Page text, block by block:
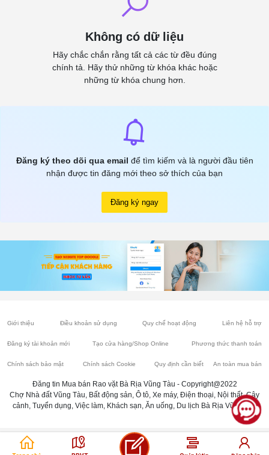
Không có dữ liệu
Hãy chắc chắn rằng tất cả các từ đều đúng
chính tả. Hãy thử những từ khóa khác hoặc
những từ khóa chung hơn.
Đăng ký theo dõi qua email để tìm kiếm và là người đầu tiên
nhận được tin đăng mới theo sở thích của bạn
Đăng ký ngay
Giới thiệu Điều khoản sử dụng Quy chế hoạt động Liên hệ hỗ trợ
Đăng ký tài khoản mới Tạo cửa hàng/Shop Online Phương thức thanh toán
Chính sách bảo mật Chính sách Cookie Quy định cần biết An toàn mua bán
Đăng tin Mua bán Rao vặt Bà Rịa Vũng Tàu - Copyright@2022
Chợ Nhà đất Vũng Tàu, Bất động sản, Ô tô, Xe máy, Điện thoại, Nội thất, Cây
cảnh, Tuyển dụng, Việc làm, Khách sạn, Ăn uống, Du lịch Bà Rịa Vũng Tàu